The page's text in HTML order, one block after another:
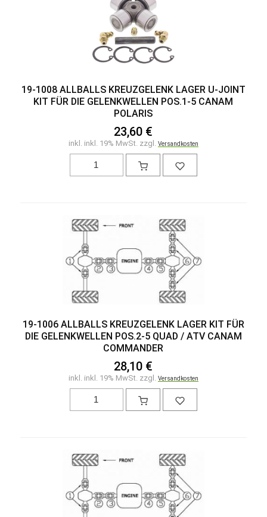
19-1008 ALLBALLS KREUZGELENK LAGER U-JOINT
KIT FÜR DIE GELENKWELLEN POS.1-5 CANAM
POLARIS
23,60 €
inkl. inkl. 19% MwSt. zzgl. Versandkosten
19-1006 ALLBALLS KREUZGELENK LAGER KIT FÜR
DIE GELENKWELLEN POS.2-5 QUAD / ATV CANAM
COMMANDER
28,10 €
inkl. inkl. 19% MwSt. zzgl. Versandkosten